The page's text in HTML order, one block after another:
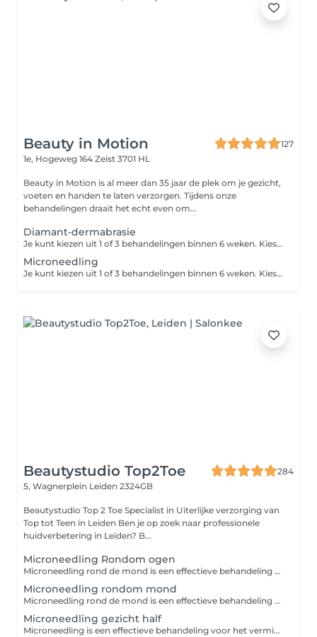
Beauty in Motion
127
1e, Hogeweg 164 Zeist 3701 HL
Beauty in Motion is al meer dan 35 jaar de plek om je gezicht,
voeten en handen te laten verzorgen. Tijdens onze
behandelingen draait het echt even om...
Diamant-dermabrasie
Je kunt kiezen uit 1 of 3 behandelingen binnen 6 weken. Kies je voor de kuur van 3 behandelingen? Je boekt dan via Treatwell de eerste behandeling. De vervolgafspraken maak je in de salon. Door middel van de diamanten slijpkoppen wordt het bovenste laagje van je huid 'afgeschaafd', waardoor het celvernieuwingsproces wordt bevorderd. Deze peelingbehandeling is geschikt bij grove poriën, rimpels, pigmentvlekken en acne-littekens, ook wanneer deze er al langer zitten.
Microneedling
Je kunt kiezen uit 1 of 3 behandelingen binnen 6 weken. Kies je voor de kuur van 3 behandelingen? Inclusief ontsmetting en medisch serum. Let op: de aangegeven prijs is de prijs per zone. Bij microneedling worden er piepkleine kanaaltjes in de huid gemaakt door middel van naaldjes. Het zelfgenezend vermogen van de huid wordt aangewakkerd, waardoor er celvernieuwing plaatsvindt. Fijne lijntjes en rimpels vervagen hierdoor. Deze zones kunnen zeer goed worden behandeld: - Zone rondom de mond - Neus-lippenplooi - Fijne lijntjes bij het wanggebied
Beautystudio Top2Toe
284
5, Wagnerplein Leiden 2324GB
Beautystudio Top 2 Toe Specialist in Uiterlijke verzorging van
Top tot Teen in Leiden Ben je op zoek naar professionele
huidverbetering in Leiden? B...
Microneedling Rondom ogen
Microneedling rond de mond is een effectieve behandeling voor het verminderen van rimpels en het verstevigen van de huid, doordat de huid gestimuleerd wordt om meer collageen en elastine aan te maken Wat doet de eye-treatment microneedling? Bevordert de afvoer van overtollig lymfevocht Zorgt voor een betere doorbloeding Verbetert de spanning en permeabiliteit van vaatwand Bevordert afbraak van vetcellen Remt de pigmentaanmaak af Maakt de huid onder de ogen lichter
Microneedling rondom mond
Microneedling rond de mond is een effectieve behandeling voor het verminderen van rimpels en het verstevigen van de huid, doordat de huid gestimuleerd wordt om meer collageen en elastine aan te maken Wat doet de eye-treatment microneedling? Bevordert de afvoer van overtollig lymfevocht Zorgt voor een betere doorbloeding Verbetert de spanning en permeabiliteit van vaatwand Bevordert afbraak van vetcellen Remt de pigmentaanmaak af Maakt de huid onder de ogen lichter
Microneedling gezicht half
Microneedling is een effectieve behandeling voor het verminderen van rimpels en het verstevigen van de huid, doordat de huid gestimuleerd wordt om meer collageen en elastine aan te maken Het verminderd fijne lijntjes en grove porien Het verminderd pigmentvlekken en hyperpigmentatie door zonschade Het verbeterd de doorbloeding Het zorgt voor betere opname van werkzame stoffen en ingredienten uit uw producten Het verminderd rimpels en fijne lijntjes Voor het beste resultaat is een kuur van 3 of 6 behandelingen aan te raden in combinatie met producten voor thuis gebruik bij een kuur van 3 krijgt u 50% korting op een product pakket t.w.v. 155,- van Decaar voor thuisgebruik bij een kuur van van 6 krijgt u dit pakket GRATIS